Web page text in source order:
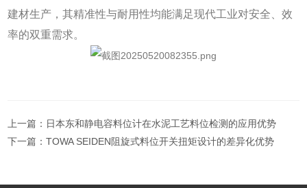
建材生产，其精准性与耐用性均能满足现代工业对安全、效
率的双重需求。
上一篇： 日本东和静电容料位计在水泥工艺料位检测的应用优势
下一篇：TOWA SEIDEN阻旋式料位开关扭矩设计的差异化优势